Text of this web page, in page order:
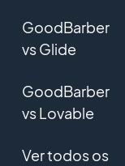
GoodBarber
vs Glide
GoodBarber
vs Lovable
Ver todos os